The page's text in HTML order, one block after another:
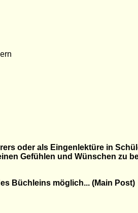
oder als Eingenlektüre in
Gefühlen und Wünschen zu
Büchleins möglich... (Main Post)